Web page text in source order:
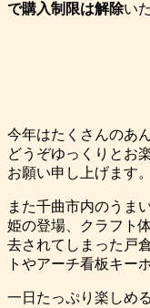
で購入制限は解除い
今年はたくさんのあ
どうぞゆっくりとお
お願い申し上げます。
また千曲市内のうま
姫の登場、クラフト
去されてしまった戸
トやアーチ看板キー
一日たっぷり楽しめ